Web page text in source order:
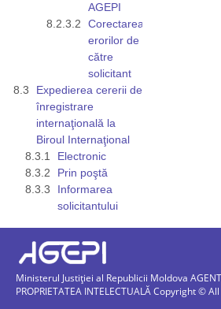
AGEPI
Corectarea
erorilor de
către
solicitant
Expedierea cererii de
înregistrare
internaţională la
Biroul Internaţional
Electronic
Prin poştă
Informarea
solicitantului
Ministerul Justiției al Republicii Moldova
PROPRIETATEA INTELECTUALĂ Copyright ©